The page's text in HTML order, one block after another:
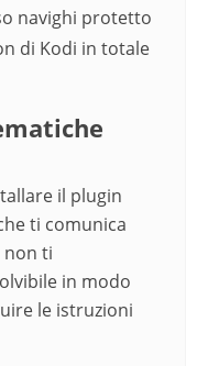
navighi protetto
di Kodi in totale
il plugin
ti comunica
non ti
in modo
le istruzioni